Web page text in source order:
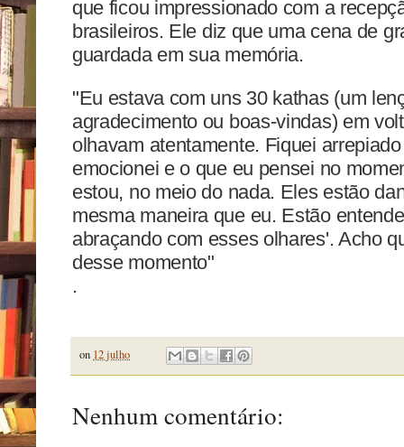
que ficou impressionado com a
brasileiros. Ele diz que uma cena de
guardada em sua memória.
"Eu estava com uns 30 kathas (um
agradecimento ou boas-vindas) em
olhavam atentamente. Fiquei
emocionei e o que eu pensei no
estou, no meio do nada. Eles estão
mesma maneira que eu. Estão
abraçando com esses olhares'. Acho
desse momento"
.
on 12 julho
Nenhum comentário: